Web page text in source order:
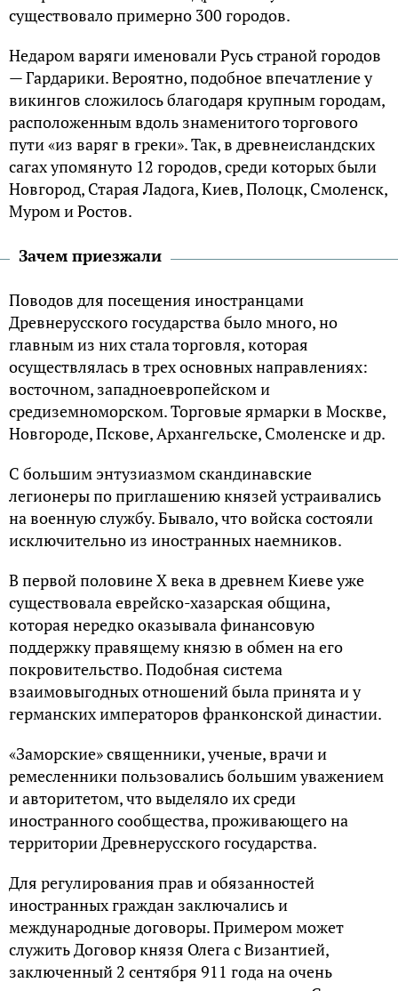
существовало примерно 300 городов.
Недаром варяги именовали Русь страной городов
— Гардарики. Вероятно, подобное впечатление у
викингов сложилось благодаря крупным городам,
расположенным вдоль знаменитого торгового
пути «из варяг в греки». Так, в древнеисландских
сагах упомянуто 12 городов, среди которых были
Новгород, Старая Ладога, Киев, Полоцк, Смоленск,
Муром и Ростов.
Зачем приезжали
Поводов для посещения иностранцами
Древнерусского государства было много, но
главным из них стала торговля, которая
осуществлялась в трех основных направлениях:
восточном, западноевропейском и
средиземноморском. Торговые ярмарки в Москве,
Новгороде, Пскове, Архангельске, Смоленске и др.
С большим энтузиазмом скандинавские
легионеры по приглашению князей устраивались
на военную службу. Бывало, что войска состояли
исключительно из иностранных наемников.
В первой половине X века в древнем Киеве уже
существовала еврейско-хазарская община,
которая нередко оказывала финансовую
поддержку правящему князю в обмен на его
покровительство. Подобная система
взаимовыгодных отношений была принята и у
германских императоров франконской династии.
«Заморские» священники, ученые, врачи и
ремесленники пользовались большим уважением
и авторитетом, что выделяло их среди
иностранного сообщества, проживающего на
территории Древнерусского государства.
Для регулирования прав и обязанностей
иностранных граждан заключались и
международные договоры. Примером может
служить Договор князя Олега с Византией,
заключенный 2 сентября 911 года на очень